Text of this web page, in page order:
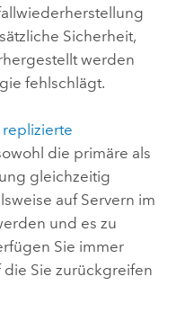
Sicherheit,
werden
fehlschlägt.
replizierte
die primäre als
gleichzeitig
auf Servern im
und es zu
Sie immer
Sie zurückgreifen